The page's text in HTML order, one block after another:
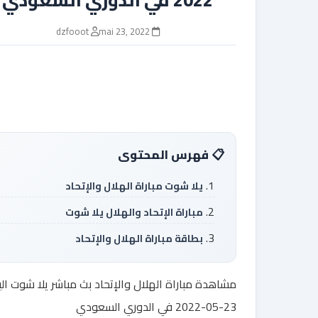
dzfooot
فهرس المحتوى
يلا شوت مباراة الهلال والإتحاد
مباراة الإتحاد والهلال يلا شوت
بطاقة مباراة الهلال والإتحاد
مشاهدة مباراة الهلال والإتحاد بث مباشر يلا شوت
23-05-2022 في الدوري السعودي